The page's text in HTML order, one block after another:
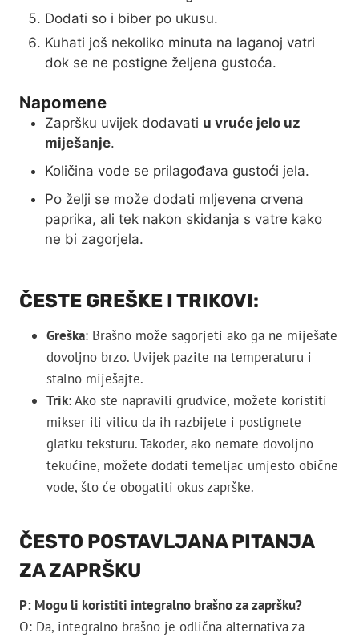
Dodati so i biber po ukusu.
Kuhati još nekoliko minuta na laganoj vatri
dok se ne postigne željena gustoća.
Napomene
Zapršku uvijek dodavati u vruće jelo uz
miješanje.
Količina vode se prilagođava gustoći jela.
Po želji se može dodati mljevena crvena
paprika, ali tek nakon skidanja s vatre kako
ne bi zagorjela.
ČESTE GREŠKE I TRIKOVI:
Greška: Brašno može sagorjeti ako ga ne miješate
dovoljno brzo. Uvijek pazite na temperaturu i
stalno miješajte.
Trik: Ako ste napravili grudvice, možete koristiti
mikser ili vilicu da ih razbijete i postignete
glatku teksturu. Također, ako nemate dovoljno
tekućine, možete dodati temeljac umjesto obične
vode, što će obogatiti okus zaprške.
ČESTO POSTAVLJANA PITANJA
ZA ZAPRŠKU
P: Mogu li koristiti integralno brašno za zapršku?
O: Da, integralno brašno je odlična alternativa za